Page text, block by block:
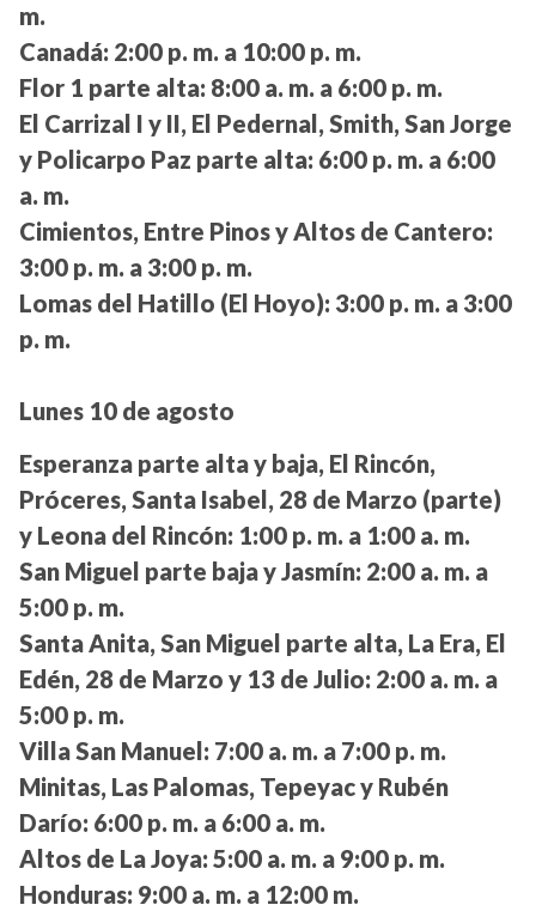
m.
Canadá: 2:00 p. m. a 10:00 p. m.
Flor 1 parte alta: 8:00 a. m. a 6:00 p. m.
El Carrizal I y II, El Pedernal, Smith, San Jorge
y Policarpo Paz parte alta: 6:00 p. m. a 6:00
a. m.
Cimientos, Entre Pinos y Altos de Cantero:
3:00 p. m. a 3:00 p. m.
Lomas del Hatillo (El Hoyo): 3:00 p. m. a 3:00
p. m.
Lunes 10 de agosto
Esperanza parte alta y baja, El Rincón,
Próceres, Santa Isabel, 28 de Marzo (parte)
y Leona del Rincón: 1:00 p. m. a 1:00 a. m.
San Miguel parte baja y Jasmín: 2:00 a. m. a
5:00 p. m.
Santa Anita, San Miguel parte alta, La Era, El
Edén, 28 de Marzo y 13 de Julio: 2:00 a. m. a
5:00 p. m.
Villa San Manuel: 7:00 a. m. a 7:00 p. m.
Minitas, Las Palomas, Tepeyac y Rubén
Darío: 6:00 p. m. a 6:00 a. m.
Altos de La Joya: 5:00 a. m. a 9:00 p. m.
Honduras: 9:00 a. m. a 12:00 m.